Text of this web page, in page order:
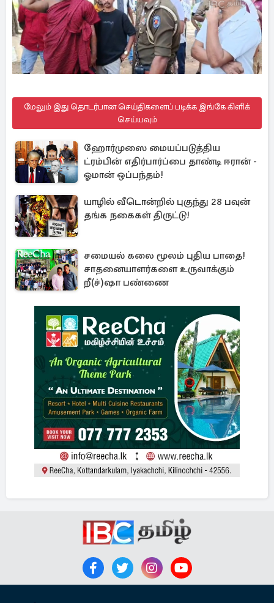
மேலும் இது தொடர்பான செய்திகளைப் படிக்க இங்கே கிளிக்
செய்யவும்
ஹோர்முஸை மையப்படுத்திய
ட்ரம்பின் எதிர்பார்ப்பை தாண்டி ஈரான் -
ஓமான் ஒப்பந்தம்!
யாழில் வீடொன்றில் புகுந்து 28 பவுன்
தங்க நகைகள் திருட்டு!
சமையல் கலை மூலம் புதிய பாதை!
சாதனையாளர்களை உருவாக்கும்
றீ(ச்)ஷா பண்ணை